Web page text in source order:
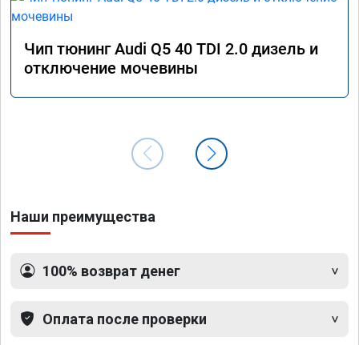
Чип тюнинг Audi Q5 40 TDI 2.0 дизель и
отключение мочевины
Наши преимущества
100% возврат денег
Оплата после проверки